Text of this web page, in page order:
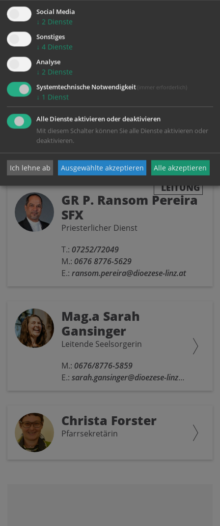
Quartett
Concerti Bertholdi 2026
09.09.
Alle Termine
PFARR
LEITUNG
GR P. Ransom Pereira
SFX
Priesterlicher Dienst
T.: 07252/72049
M.: 0676 8776-5629
E.: ransom.pereira@dioezese-linz.at
Mag.a Sarah
Gansinger
Leitende Seelsorgerin
M.: 0676/8776-5859
E.: sarah.gansinger@dioezese-linz.at
Christa Forster
Pfarrsekretärin
Social Media
↓ 2 Dienste
Sonstiges
↓ 4 Dienste
Analyse
↓ 2 Dienste
Systemtechnische Notwendigkeit (immer erforderlich)
↓ 1 Dienst
Alle Dienste aktivieren oder deaktivieren
Mit diesem Schalter können Sie alle Dienste aktivieren oder
deaktivieren.
Ich lehne ab Ausgewählte akzeptieren Alle akzeptieren